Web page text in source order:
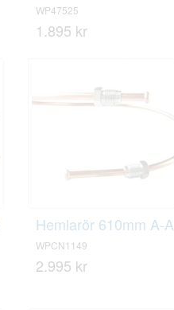
WP47525
1.895 kr
Hemlarör 610mm A-A
WPCN1149
2.995 kr